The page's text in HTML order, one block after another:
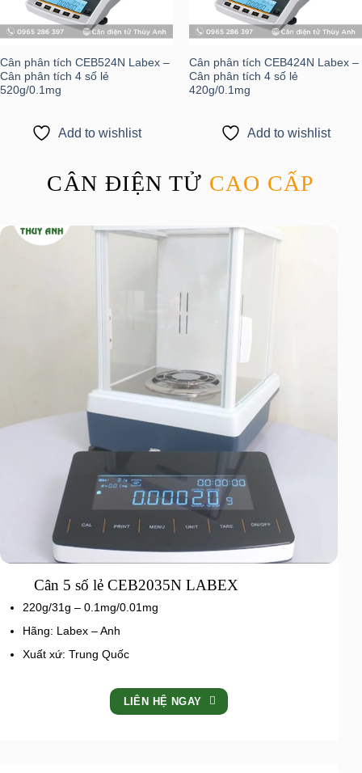
Cân phân tích CEB524N Labex –
Cân phân tích 4 số lẻ
520g/0.1mg
Add to wishlist
Cân phân tích CEB424N Labex –
Cân phân tích 4 số lẻ
420g/0.1mg
Add to wishlist
CÂN ĐIỆN TỬ CAO CẤP
Cân 5 số lẻ CEB2035N LABEX
220g/31g – 0.1mg/0.01mg
Hãng: Labex – Anh
Xuất xứ: Trung Quốc
LIÊN HỆ NGAY